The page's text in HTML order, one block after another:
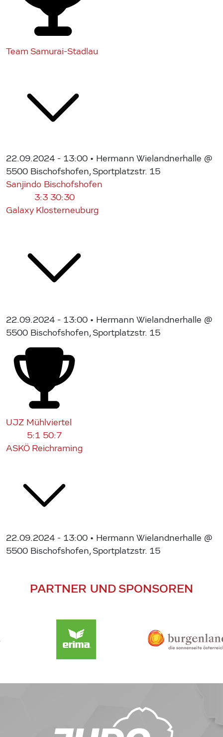
Team Samurai-Stadlau
22.09.2024 - 13:00 • Hermann Wielandnerhalle @
5500 Bischofshofen, Sportplatzstr. 15
Sanjindo Bischofshofen
3:3 30:30
Galaxy Klosterneuburg
22.09.2024 - 13:00 • Hermann Wielandnerhalle @
5500 Bischofshofen, Sportplatzstr. 15
UJZ Mühlviertel
5:1 50:7
ASKÖ Reichraming
22.09.2024 - 13:00 • Hermann Wielandnerhalle @
5500 Bischofshofen, Sportplatzstr. 15
PARTNER UND SPONSOREN